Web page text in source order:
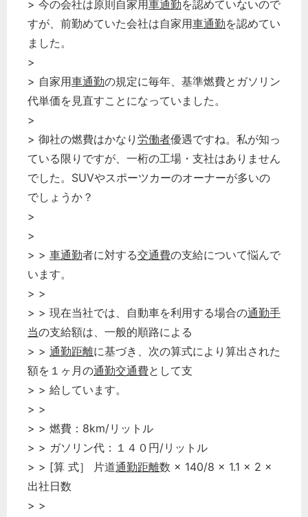
> 今の会社は原則自家用車通勤を認めていないので
すが、前勤めていた会社は自家用車通勤を認めてい
ました。
>
> 自家用車通勤の規定に毎年、基準燃費とガソリン
代単価を見直すことになっていました。
>
> 御社の燃費はかなり 労働者優遇ですね。私が知っ
ている限りですが、一桁の工場・支社はありません
でした。SUVやスポーツカーのオーナーが多いの
でしょうか？
>
>
> > 車通勤者に対する交通費の支給について悩んで
います。
> >
> > 現在当社では、自動車を利用する場合の通勤手
当の支給額は、一般的順路による
> > 通勤距離に基づき、次の算式により算出された
額を１ヶ月の通勤交通費として支
> > 給しています。
> >
> > 燃費：8km/リットル
> > ガソリン代：１４０円/リットル
> > [算 式］ 片道通勤距離数 × 140/8 × 1.1 × 2 ×
出社日数
> >